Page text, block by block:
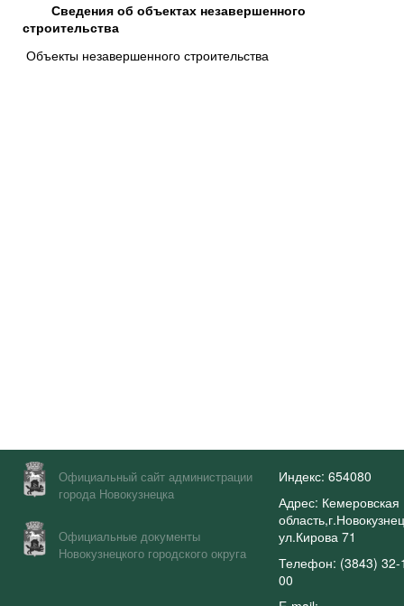
Сведения об объектах незавершенного
строительства
Объекты незавершенного строительства
Официальный сайт администрации
города Новокузнецка
Официальные документы
Новокузнецкого городского округа
Индекс: 654080
Адрес: Кемеровская
ул.Кирова 71
Телефон: (3843) 32-
00